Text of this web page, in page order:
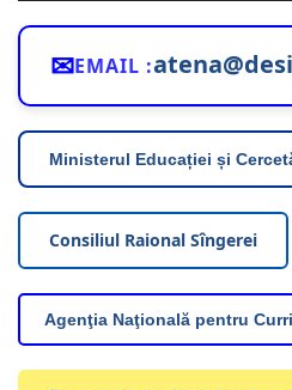
✉EMAIL :
Ministerul Educației și
Consiliul Raional Sîngerei
Agenţia Naţională pentru